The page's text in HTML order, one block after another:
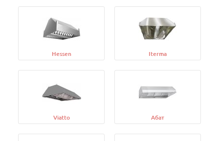
Hessen Iterma
Viatto Абат